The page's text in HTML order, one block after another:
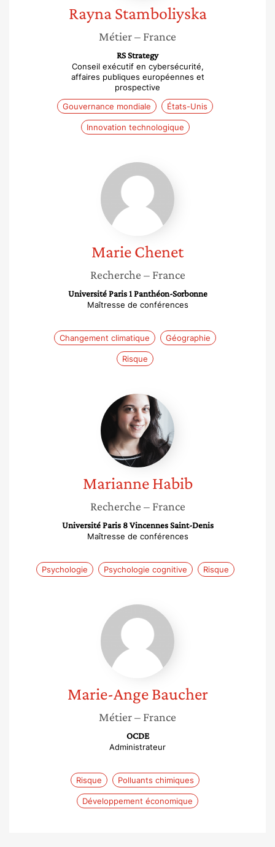
Rayna Stamboliyska
Métier– France
RS Strategy
Conseil exécutif en cybersécurité,
affaires publiques européennes et
prospective
Gouvernance mondiale
États-Unis
Innovation technologique
Marie
Chenet
MarieChenet
Recherche – France
Université Paris 1 Panthéon-Sorbonne
Maîtresse de conférences
Changement climatique Géographie
Risque
Marianne
Habib
Marianne Habib
Recherche – France
Université Paris 8 Vincennes Saint-Denis
Maîtresse de conférences
Psychologie Psychologie cognitive Risque
Marie-
Ange
Baucher
Marie-Ange Baucher
Métier– France
OCDE
Administrateur
Risque Polluants chimiques
Développement économique